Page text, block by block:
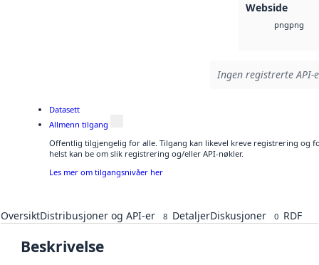
Webside
pngpng
Ingen registrerte
Datasett
Allmenn tilgang
Offentlig tilgjengelig for alle. Tilgang kan likevel kreve registrering og
helst kan be om slik registrering og/eller API-nøkler.
Les mer om tilgangsnivåer her
OversiktDistribusjoner og API-er 8 DetaljerDiskusjoner 0 RDF
Beskrivelse